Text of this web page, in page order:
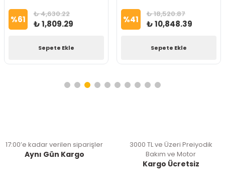
%61 ₺ 4,630.22
₺ 1,809.29
Sepete Ekle
%41 ₺ 18,520.87
₺ 10,848.39
Sepete Ekle
17:00’e kadar verilen siparişler
Aynı Gün Kargo
3000 TL ve Üzeri Preiyodik
Bakım ve Motor
Kargo Ücretsiz